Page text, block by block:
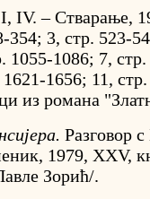
IV. – Стварање,
354; 3, стр. 523-
1055-1086; 7,
1656; 11,
из романа
Разговор
1979, XXV,
Зорић/.